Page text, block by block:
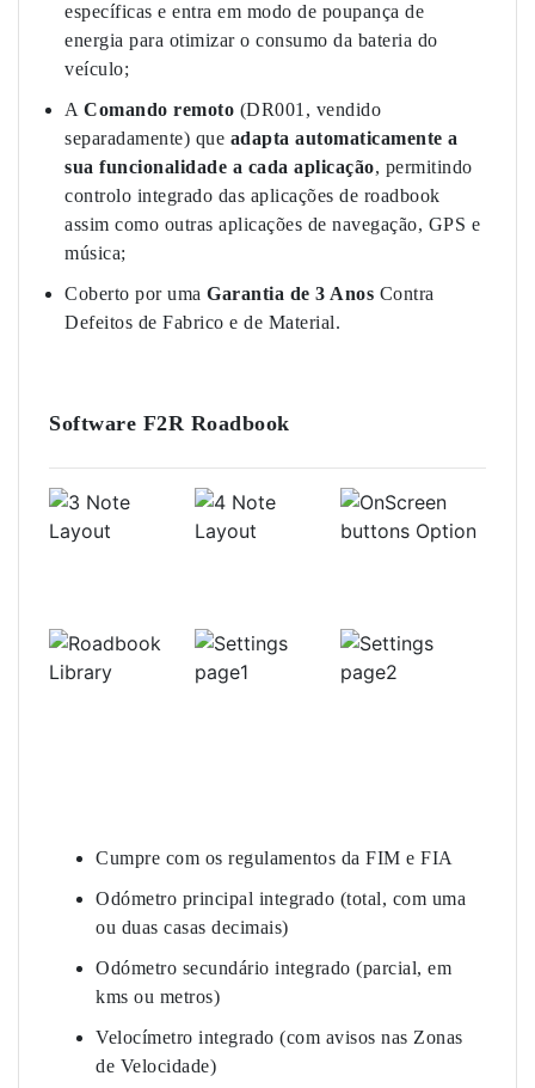
específicas e entra em modo de poupança de
energia para otimizar o consumo da bateria do
veículo;
A Comando remoto (DR001, vendido
separadamente) que adapta automaticamente a
sua funcionalidade a cada aplicação, permitindo
controlo integrado das aplicações de roadbook
assim como outras aplicações de navegação, GPS e
música;
Coberto por uma Garantia de 3 Anos Contra
Defeitos de Fabrico e de Material.
Software F2R Roadbook
Cumpre com os regulamentos da FIM e FIA
Odómetro principal integrado (total, com uma
ou duas casas decimais)
Odómetro secundário integrado (parcial, em
kms ou metros)
Velocímetro integrado (com avisos nas Zonas
de Velocidade)